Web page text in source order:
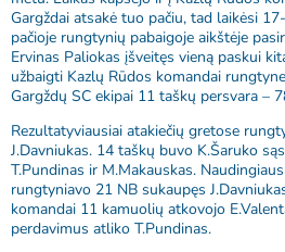
Gargždai atsakė tuo pačiu, tad laikėsi
pačioje rungtynių pabaigoje aikštėje
Ervinas Paliokas įšveitęs vieną paskui
užbaigti Kazlų Rūdos komandai
Gargždų SC ekipai 11 taškų persvara –
Rezultatyviausiai atakiečių gretose
J.Davniukas. 14 taškų buvo K.Šaruko
T.Pundinas ir M.Makauskas.
rungtyniavo 21 NB sukaupęs
komandai 11 kamuolių atkovojo
perdavimus atliko T.Pundinas.